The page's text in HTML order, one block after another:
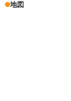
地図